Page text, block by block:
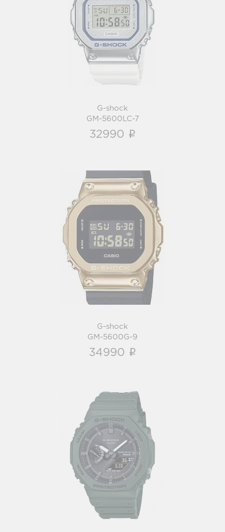
G-shock
GM-5600LC-7
i
G-shock
GM-5600LC-7
32990 i
G-shock
GM-5600G-9
G-shock
GM-5600G-9
34990 i
G-shock
GA-B2100-3A
i